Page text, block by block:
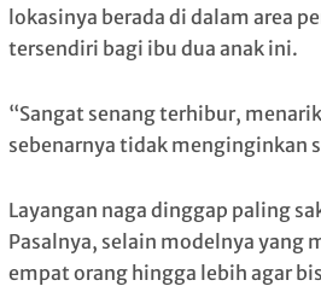
lokasinya berada di dalam area
tersendiri bagi ibu dua anak ini.
“Sangat senang terhibur,
sebenarnya tidak menginginkan
Layangan naga dinggap paling
Pasalnya, selain modelnya yang
empat orang hingga lebih agar